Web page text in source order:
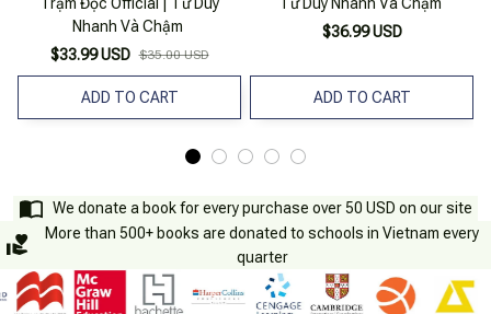
Nhanh Và Chậm
$33.99 USD $35.00 USD
ADD TO CART
$36.99 USD
ADD TO CART
We donate a book for every purchase over 50 USD on our site
More than 500+ books are donated to schools in Vietnam every
quarter